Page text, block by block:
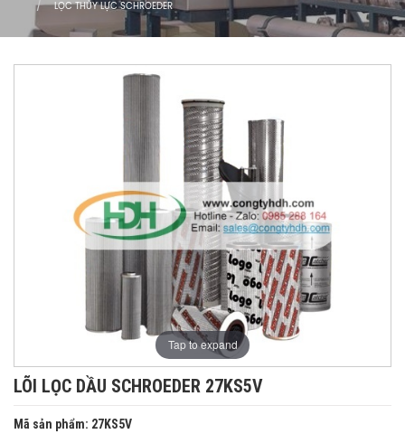
LỌC THỦY LỰC SCHROEDER
Tap to expand
LÕI LỌC DẦU SCHROEDER 27KS5V
Mã sản phẩm: 27KS5V